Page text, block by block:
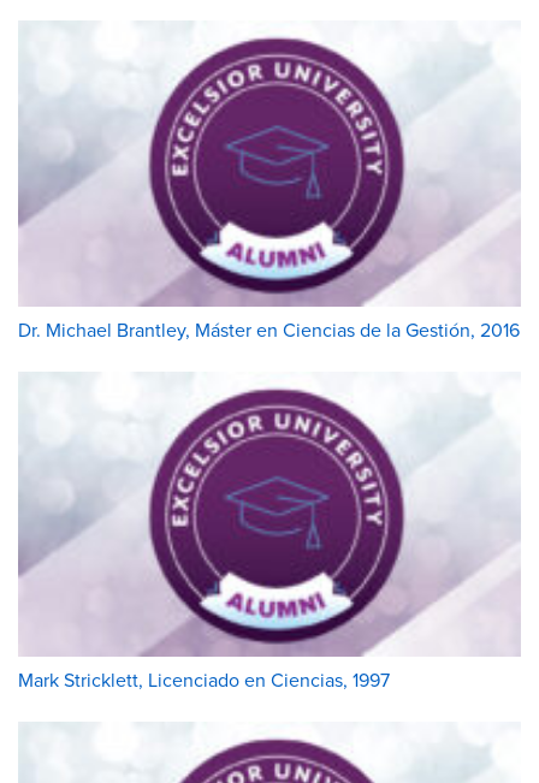
Dr. Michael Brantley, Máster en Ciencias de la Gestión, 2016
Mark Stricklett, Licenciado en Ciencias, 1997